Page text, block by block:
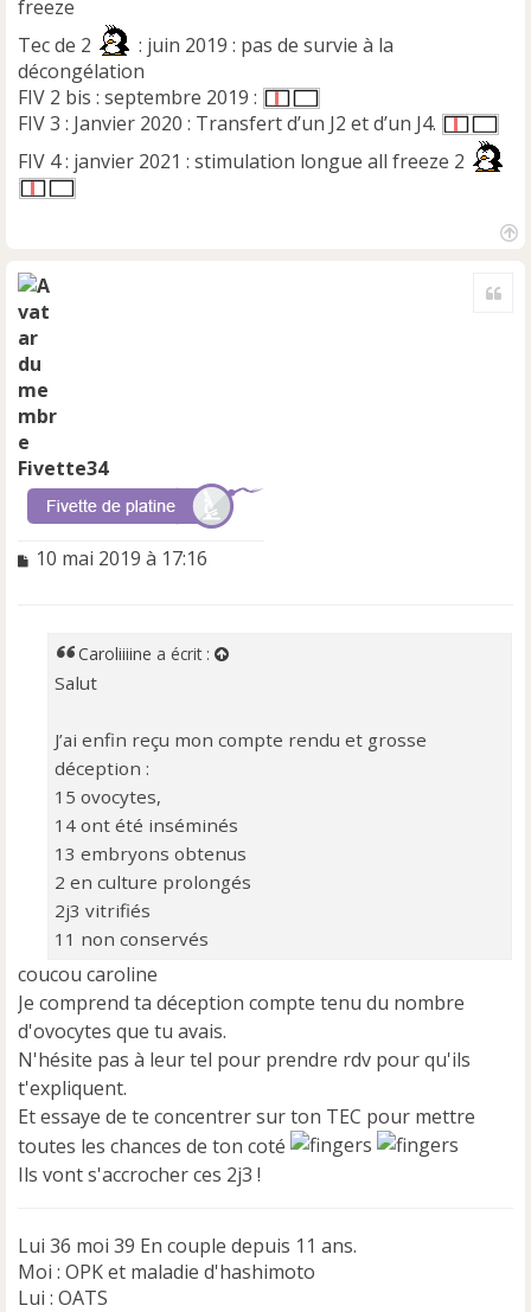
freeze
Tec de 2
: juin 2019 : pas de survie à la
décongélation
FIV 2 bis : septembre 2019 :
FIV 3 : Janvier 2020 : Transfert d’un J2 et d’un J4.
FIV 4 : janvier 2021 : stimulation longue all freeze 2
Fivette34
M
10 mai 2019 à 17:16
Caroliiiine a écrit :
Salut
J’ai enfin reçu mon compte rendu et grosse
déception :
15 ovocytes,
14 ont été inséminés
13 embryons obtenus
2 en culture prolongés
2j3 vitrifiés
11 non conservés
coucou caroline
Je comprend ta déception compte tenu du nombre
d'ovocytes que tu avais.
N'hésite pas à leur tel pour prendre rdv pour qu'ils
t'expliquent.
Et essaye de te concentrer sur ton TEC pour mettre
toutes les chances de ton coté
Ils vont s'accrocher ces 2j3 !
Lui 36 moi 39 En couple depuis 11 ans.
Moi : OPK et maladie d'hashimoto
Lui : OATS